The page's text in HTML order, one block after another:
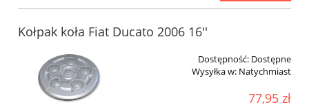
Kołpak koła Fiat Ducato 2006 16''
Dostępność: Dostępne
Wysyłka w: Natychmiast
77,95 zł